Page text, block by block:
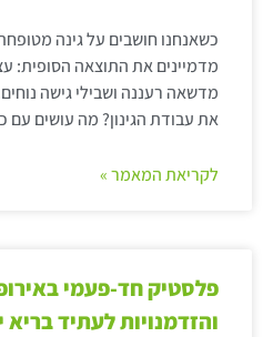
כשאנחנו חושבים על גינה
מדמיינים את התוצאה הסופית:
מדשאה רעננה ושבילי גישה
את עבודת הגינון? מה עושים
לקריאת המאמר »
פלסטיק חד-פעמי
והזדמנויות לעתיד בריא